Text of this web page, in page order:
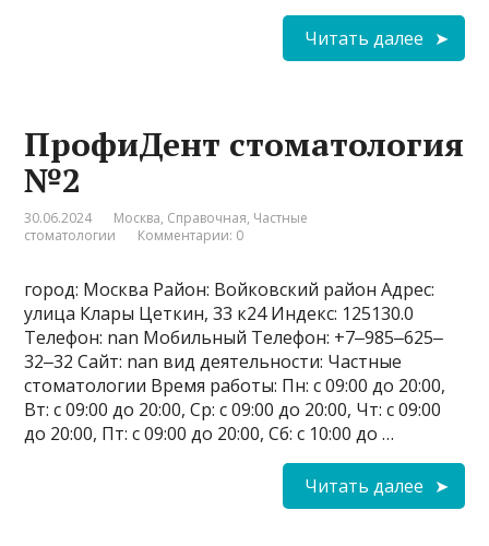
Читать далее
ПрофиДент стоматология
№2
30.06.2024 Москва, Справочная, Частные
стоматологии
Комментарии: 0
город: Москва Район: Войковский район Адрес:
улица Клары Цеткин, 33 к24 Индекс: 125130.0
Телефон: nan Мобильный Телефон: +7‒985‒625‒
32‒32 Сайт: nan вид деятельности: Частные
стоматологии Время работы: Пн: с 09:00 до 20:00,
Вт: с 09:00 до 20:00, Ср: с 09:00 до 20:00, Чт: с 09:00
до 20:00, Пт: с 09:00 до 20:00, Сб: с 10:00 до …
Читать далее